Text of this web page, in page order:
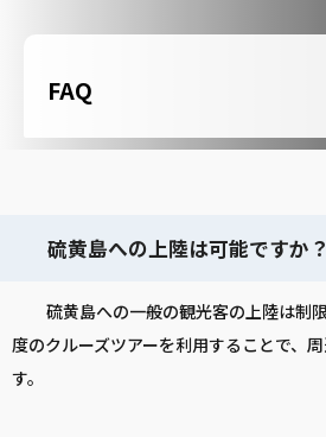
FAQ
硫黄島への上陸は可能ですか？
硫黄島への一般の観光客の上陸は制
度のクルーズツアーを利用することで、
す。